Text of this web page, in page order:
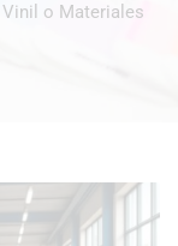
o Materiales